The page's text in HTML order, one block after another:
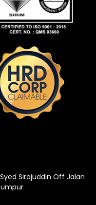
Sirajuddin Off Jalan